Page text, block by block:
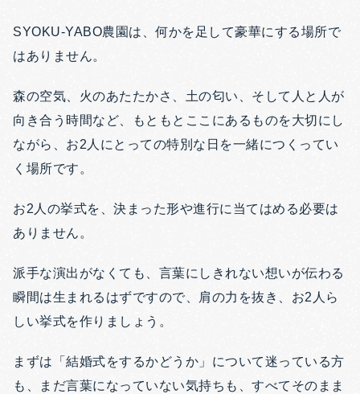
SYOKU-YABO農園 は、何かを足して豪華にする場所で
はありません。
森の空気、火のあたたかさ、土の匂い、そして人と人が
向き合う時間など、もともとここにあるものを大切にし
ながら、お2人にとっての特別な日を一緒につくってい
く場所です。
お2人の挙式を、決まった形や進行に当てはめる必要は
ありません。
派手な演出がなくても、言葉にしきれない想いが伝わる
瞬間は生まれるはずですので、肩の力を抜き、お2人ら
しい挙式を作りましょう。
まずは「結婚式をするかどうか」について迷っている方
も、まだ言葉になっていない気持ちも、すべてそのまま